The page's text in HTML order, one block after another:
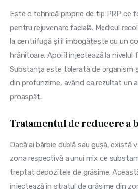
Este o tehnică proprie de tip PRP ce
pentru rejuvenare facială. Medicul
la centrifugă și îl îmbogățește cu un
hrănitoare. Apoi îl injectează la nivelul
Substanța este tolerată de organism
din profunzime, având ca rezultat un
proaspăt.
Tratamentul de reducere a
Dacă ai bărbie dublă sau gușă, există
zona respectivă a unui mix de
treptat depozitele de grăsime.
injectează în stratul de grăsime din